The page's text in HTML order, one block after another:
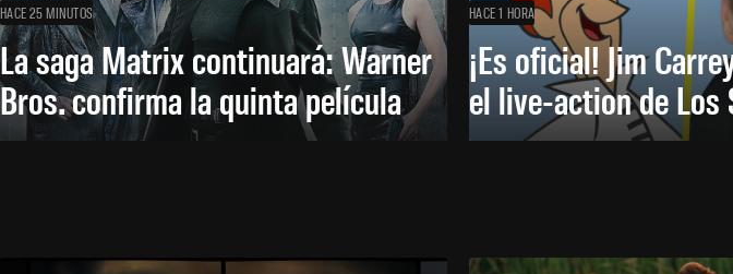
HACE 25 MINUTOS
La saga Matrix continuará: Warner
Bros. confirma la quinta película
HACE 1 HORA
¡Es oficial! Jim
el live-action de Los